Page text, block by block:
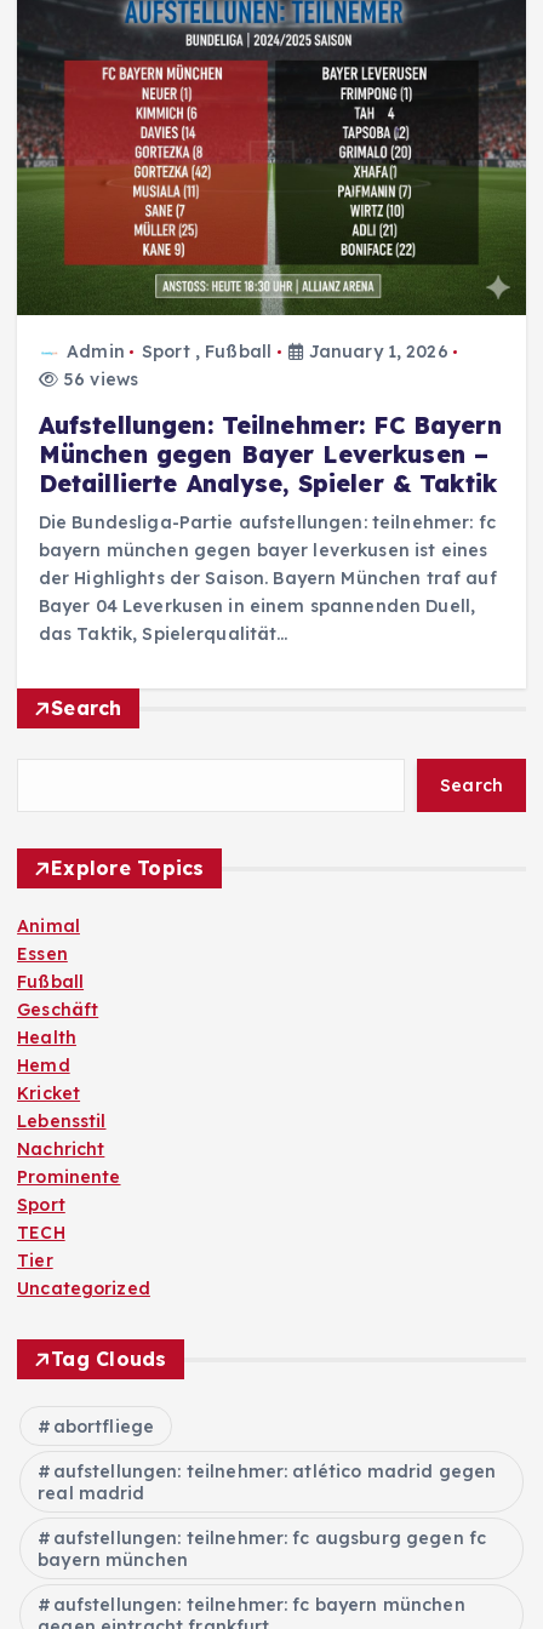
Admin Sport, Fußball
January 1, 2026
56 views
Aufstellungen: Teilnehmer: FC Bayern
München gegen Bayer Leverkusen –
Detaillierte Analyse, Spieler & Taktik
Die Bundesliga-Partie aufstellungen: teilnehmer: fc
bayern münchen gegen bayer leverkusen ist eines
der Highlights der Saison. Bayern München traf auf
Bayer 04 Leverkusen in einem spannenden Duell,
das Taktik, Spielerqualität…
Search
Search
Explore Topics
Animal
Essen
Fußball
Geschäft
Health
Hemd
Kricket
Lebensstil
Nachricht
Prominente
Sport
TECH
Tier
Uncategorized
Tag Clouds
abortfliege
aufstellungen: teilnehmer: atlético madrid gegen
real madrid
aufstellungen: teilnehmer: fc augsburg gegen fc
bayern münchen
aufstellungen: teilnehmer: fc bayern münchen